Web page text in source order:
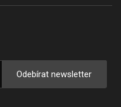
Odebírat newsletter